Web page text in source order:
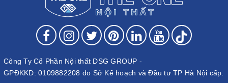
Công Ty Cổ Phần Nội thất DSG GROUP -
GPĐKKD: 0109882208 do Sở Kế hoạch và Đầu tư TP Hà Nội cấp.